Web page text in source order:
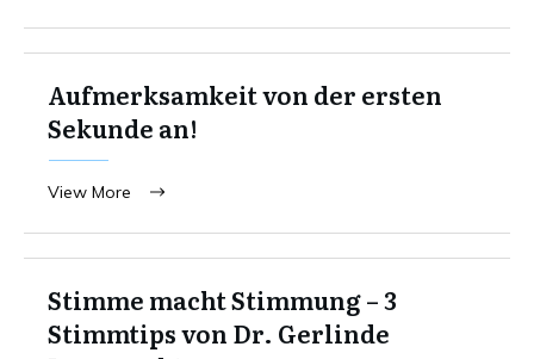
Aufmerksamkeit von der ersten
Sekunde an!
View More
Stimme macht Stimmung – 3
Stimmtips von Dr. Gerlinde